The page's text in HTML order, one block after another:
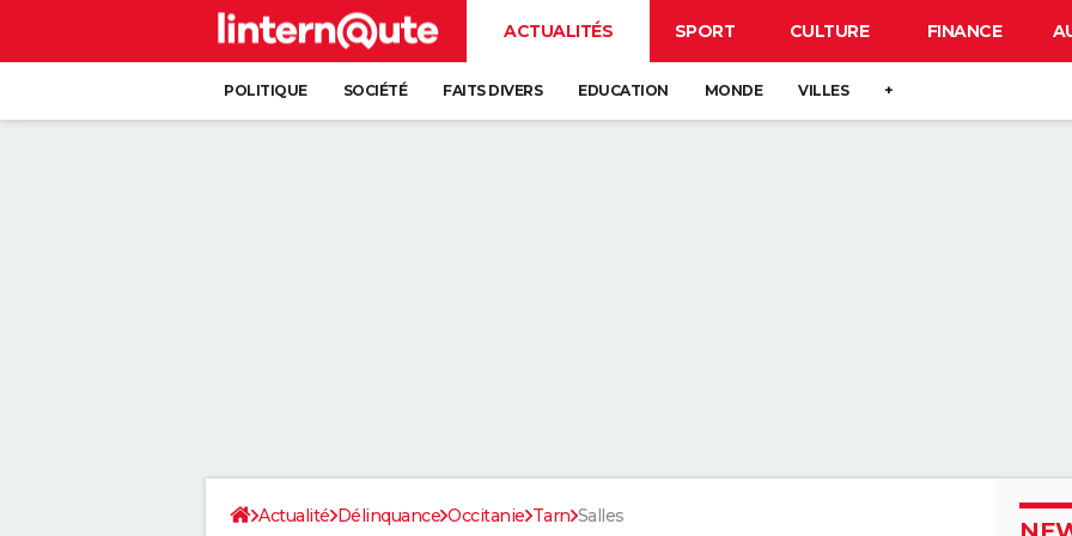
ACTUALITÉS SPORT CULTURE FINANCE
POLITIQUE SOCIÉTÉ FAITS DIVERS EDUCATION MONDE VILLES +
Actualité Délinquance Occitanie Tarn Salles